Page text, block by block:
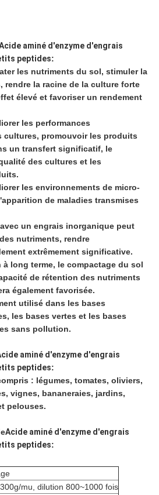
aminé d'enzyme d'engrais
peptides:
les nutriments du sol, stimuler la
rendre la racine de la culture forte
élevé et favoriser un rendement
les performances
cultures, promouvoir les produits
un transfert significatif, le
des cultures et les
les environnements de micro-
de maladies transmises
un engrais inorganique peut
nutriments, rendre
extrêmement significative.
long terme, le compactage du sol
de rétention des nutriments
également favorisée.
utilisé dans les bases
les bases vertes et les bases
sans pollution.
aminé d'enzyme d'engrais
peptides:
: légumes, tomates, oliviers,
vignes, bananeraies, jardins,
pelouses.
Acide aminé d'enzyme d'engrais
peptides:
mu, dilution 800~1000 fois